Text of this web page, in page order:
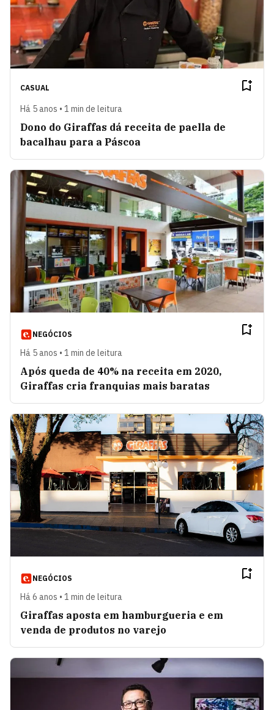
CASUAL
Há 5 anos • 1 min de leitura
Dono do Giraffas dá receita de paella de
bacalhau para a Páscoa
NEGÓCIOS
Há 5 anos • 1 min de leitura
Após queda de 40% na receita em 2020,
Giraffas cria franquias mais baratas
NEGÓCIOS
Há 6 anos • 1 min de leitura
Giraffas aposta em hamburgueria e em
venda de produtos no varejo